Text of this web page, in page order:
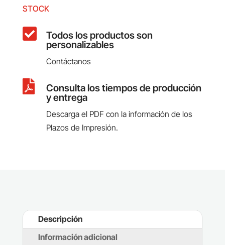
STOCK
 Todos los productos son
personalizables
Contáctanos
 Consulta los tiempos de producción
y entrega
Descarga el PDF con la información de los
Plazos de Impresión.
Descripción
Información adicional